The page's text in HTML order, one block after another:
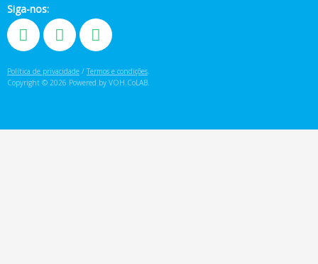
Siga-nos:
Política de privacidade / Termos e condições.
Copyright © 2026 Powered by VOH.CoLAB.